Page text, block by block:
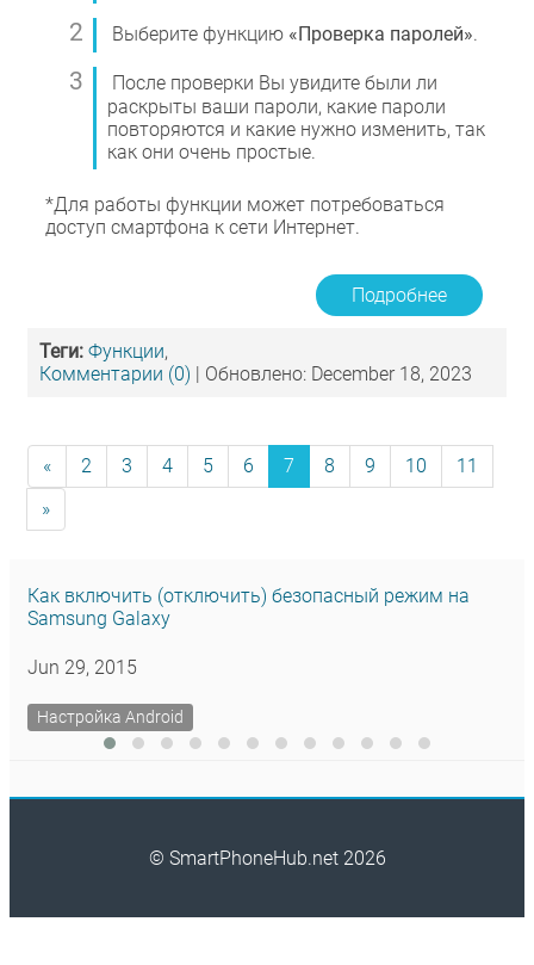
Выберите функцию «Проверка паролей».
После проверки Вы увидите были ли
раскрыты ваши пароли, какие пароли
повторяются и какие нужно изменить, так
как они очень простые.
*Для работы функции может потребоваться
доступ смартфона к сети Интернет.
Подробнее
Теги: Функции,
Комментарии (0) | Обновлено: December 18, 2023
« 2 3 4 5 6 7 8 9 10
11
»
Как включить (отключить) безопасный режим на
Samsung Galaxy
Jun 29, 2015
Настройка Android
© SmartPhoneHub.net 2026